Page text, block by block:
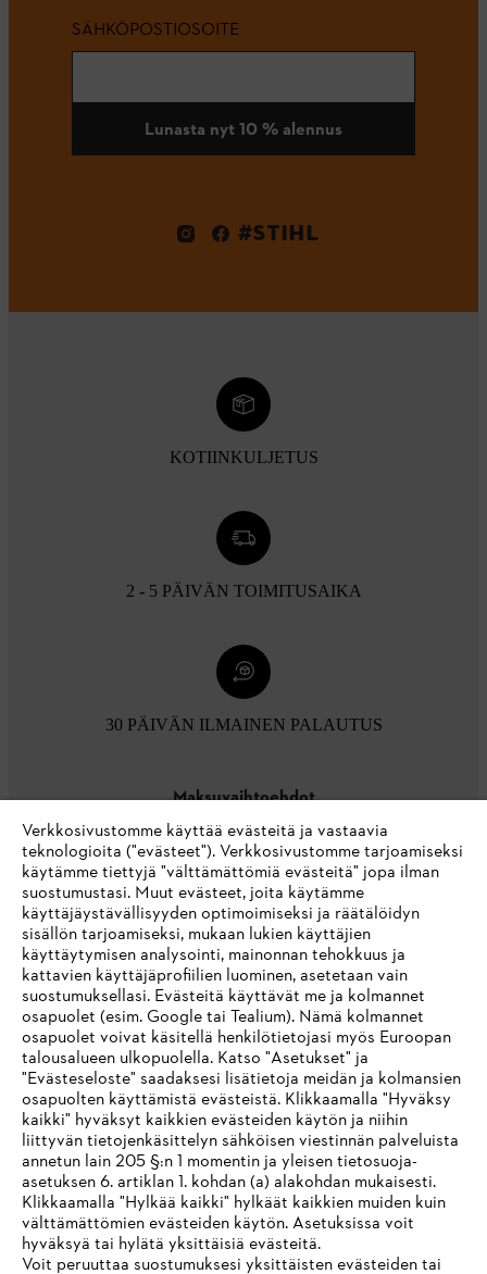
SÄHKÖPOSTIOSOITE
Lunasta nyt 10 % alennus
#STIHL
KOTIINKULJETUS
2 - 5 PÄIVÄN TOIMITUSAIKA
30 PÄIVÄN ILMAINEN PALAUTUS
Maksuvaihtoehdot
Yritys
STIHL FAQ
Palvelut
IHR BROWSER WIRD NICHT
UNTERSTÜTZT
Sie nutzen einen Browser, den wir noch nicht unterstützen. Für
eine optimale Nutzung unserer Seite empfehlen wir Ihnen, zu
Verkkosivustomme käyttää evästeitä ja vastaavia
teknologioita ("evästeet"). Verkkosivustomme tarjoamiseksi
käytämme tiettyjä "välttämättömiä evästeitä" jopa ilman
suostumustasi. Muut evästeet, joita käytämme
käyttäjäystävällisyyden optimoimiseksi ja räätälöidyn
sisällön tarjoamiseksi, mukaan lukien käyttäjien
käyttäytymisen analysointi, mainonnan tehokkuus ja
kattavien käyttäjäprofiilien luominen, asetetaan vain
suostumuksellasi. Evästeitä käyttävät me ja kolmannet
osapuolet (esim. Google tai Tealium). Nämä kolmannet
osapuolet voivat käsitellä henkilötietojasi myös Euroopan
talousalueen ulkopuolella. Katso "Asetukset" ja
"Evästeseloste" saadaksesi lisätietoja meidän ja kolmansien
osapuolten käyttämistä evästeistä. Klikkaamalla "Hyväksy
kaikki" hyväksyt kaikkien evästeiden käytön ja niihin
liittyvän tietojenkäsittelyn sähköisen viestinnän palveluista
annetun lain 205 §:n 1 momentin ja yleisen tietosuoja-
asetuksen 6. artiklan 1. kohdan (a) alakohdan mukaisesti.
Klikkaamalla "Hylkää kaikki" hylkäät kaikkien muiden kuin
välttämättömien evästeiden käytön. Asetuksissa voit
hyväksyä tai hylätä yksittäisiä evästeitä.
Voit peruuttaa suostumuksesi yksittäisten evästeiden tai